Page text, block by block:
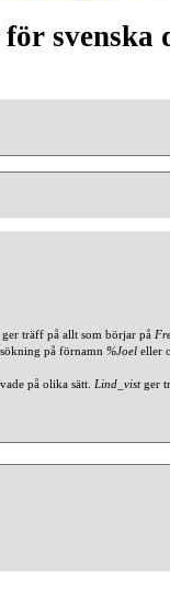
svenska
ger träff på allt som börjar på
på förnamn %Joel eller
på olika sätt. Lind_vistger